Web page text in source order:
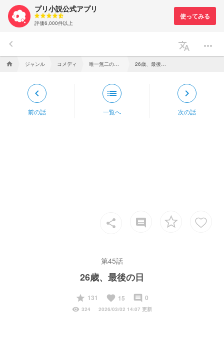
プリ小説公式アプリ
評価6,000件以上
keyboard_arrow_left translate more_horiz
home ジャンル コメディ
keyboard_arrow_left
前の話
list
一覧へ
keyboard_arrow_right
次の話
share insert_comment
第45話
26歳、最後の日
start
131 favorite 15 insert_comment 0
visibility 324 2026/03/02 14:07 更新